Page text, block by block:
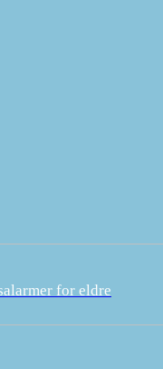
for eldre